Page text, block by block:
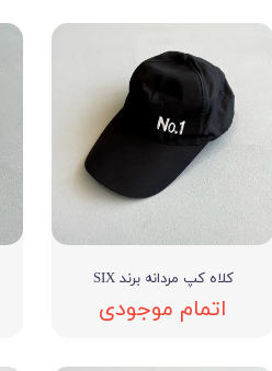
کلاه کپ مردانه برند SIX
اتمام موجودی